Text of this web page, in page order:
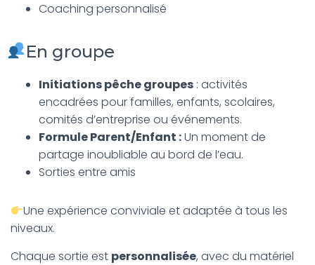
Coaching personnalisé
En groupe
Initiations pêche groupes : activités
encadrées pour familles, enfants, scolaires,
comités d’entreprise ou événements.
Formule Parent/Enfant :Un moment de
partage inoubliable au bord de l’eau.
Sorties entre amis
Une expérience conviviale et adaptée à tous les
niveaux.
Chaque sortie est personnalisée, avec du matériel